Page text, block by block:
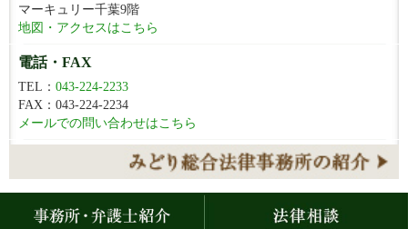
マーキュリー千葉9階
地図・アクセスはこちら
電話・FAX
TEL： 043-224-2233
FAX：043-224-2234
メールでの問い合わせはこちら